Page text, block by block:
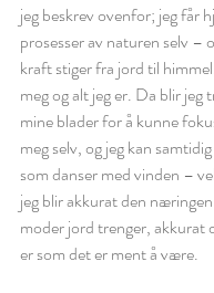
jeg beskrev ovenfor; jeg får
prosesser av naturen selv –
kraft stiger fra jord til
meg og alt jeg er. Da blir jeg
mine blader for å kunne
meg selv, og jeg kan
som danser med vinden –
jeg blir akkurat den
moder jord trenger, akkurat
er som det er ment å være.